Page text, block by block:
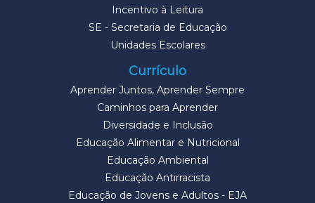
Incentivo à Leitura
SE - Secretaria de Educação
Unidades Escolares
Currículo
Aprender Juntos, Aprender Sempre
Caminhos para Aprender
Diversidade e Inclusão
Educação Alimentar e Nutricional
Educação Ambiental
Educação Antirracista
Educação de Jovens e Adultos - EJA